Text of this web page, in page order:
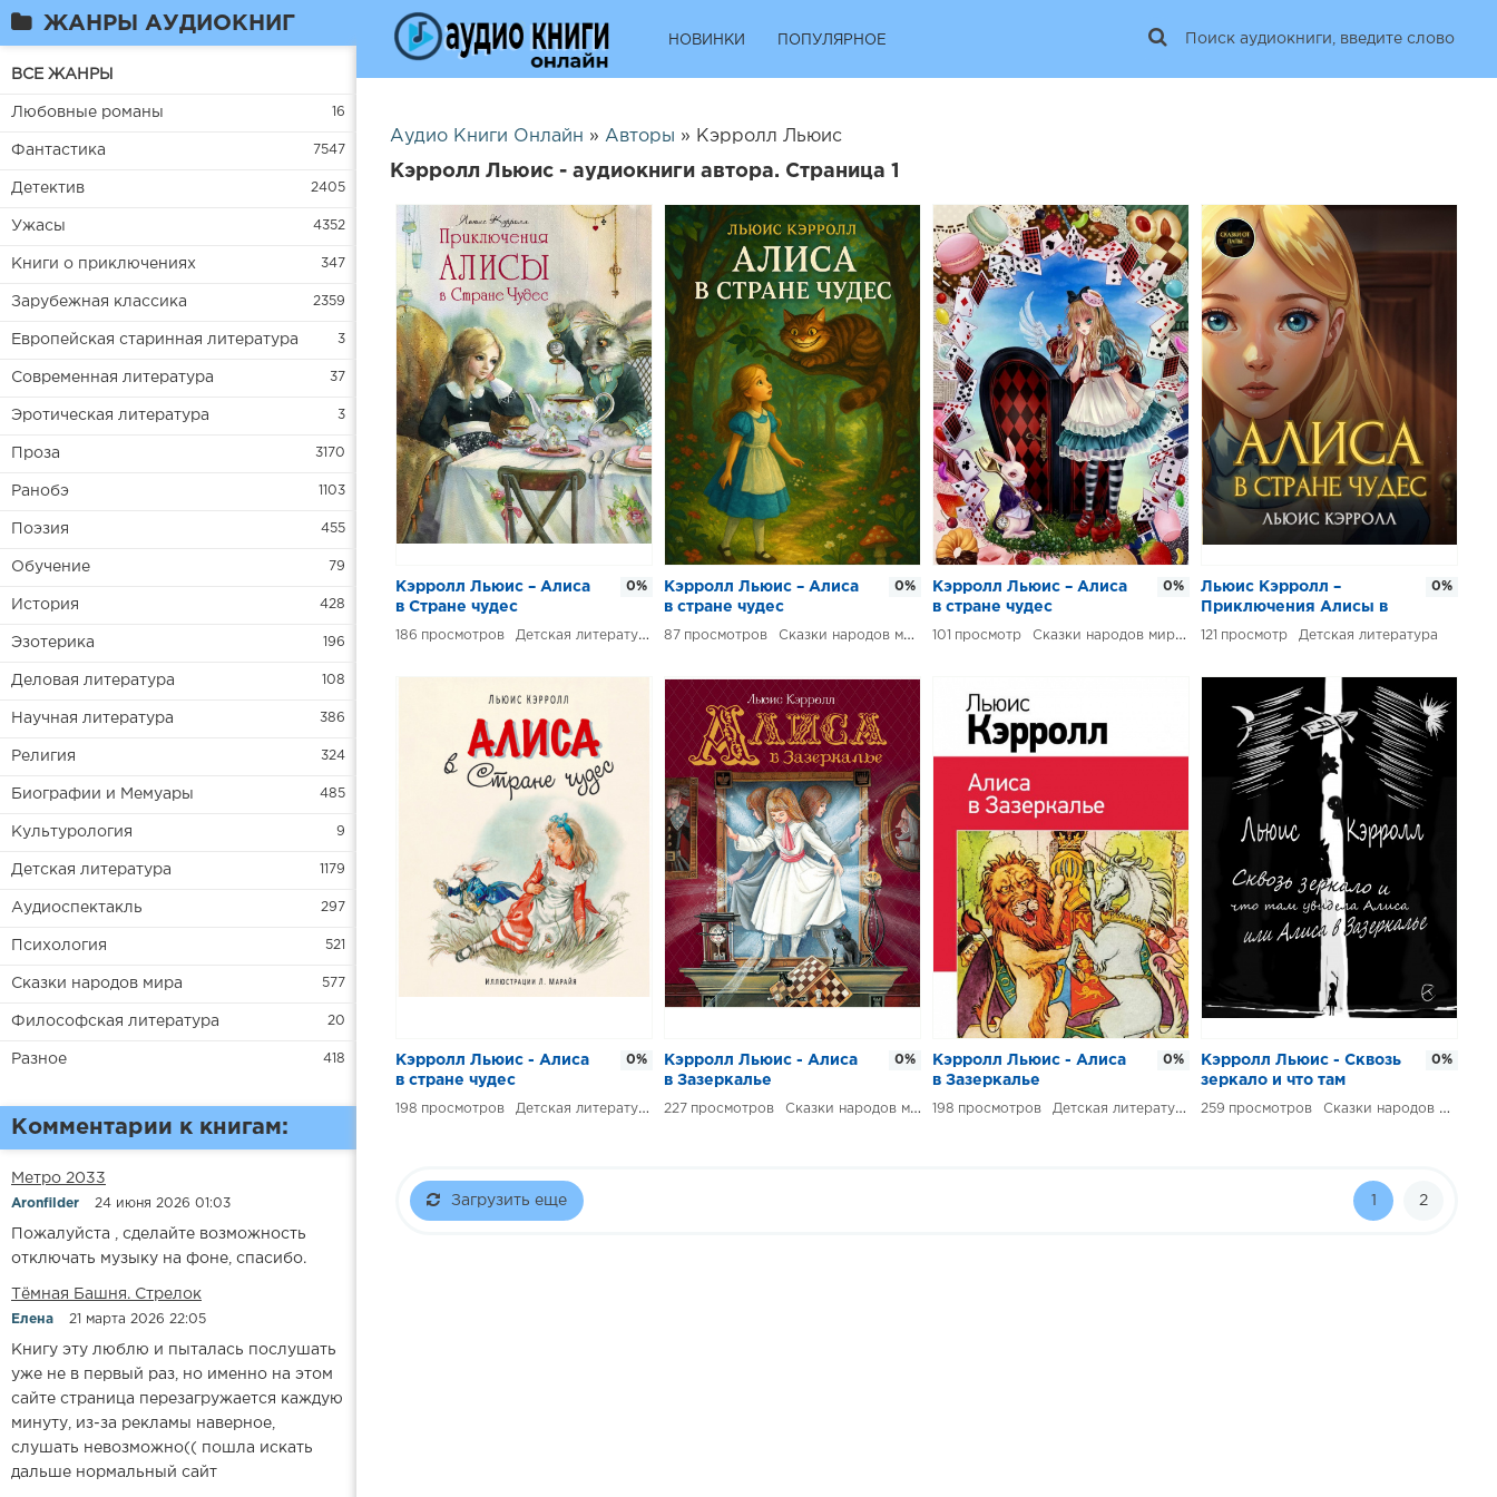
ЖАНРЫ АУДИОКНИГ
ВСЕ ЖАНРЫ
Любовные романы 16
Фантастика 7547
Детектив 2405
Ужасы 4352
Книги о приключениях 347
Зарубежная классика 2359
Европейская старинная литература 3
Современная литература 37
Эротическая литература 3
Проза 3170
Ранобэ 1103
Поэзия 455
Обучение 79
История 428
Эзотерика 196
Деловая литература 108
Научная литература 386
Религия 324
Биографии и Мемуары 485
Культурология 9
Детская литература 1179
Аудиоспектакль 297
Психология 521
Сказки народов мира 577
Философская литература 20
Разное 418
Комментарии к книгам:
Метро 2033
Aronfilder 24 июня 2026 01:03
Пожалуйста , сделайте возможность
отключать музыку на фоне, спасибо.
​​Тёмная Башня. Стрелок
Елена 21 марта 2026 22:05
Книгу эту люблю и пыталась послушать
уже не в первый раз, но именно на этом
сайте страница перезагружается каждую
минуту, из-за рекламы наверное,
слушать невозможно(( пошла искать
дальше нормальный сайт
НОВИНКИ ПОПУЛЯРНОЕ
Аудио Книги Онлайн » Авторы » Кэрролл Льюис
Кэрролл Льюис - аудиокниги автора. Страница 1
Кэрролл Льюис – Алиса
в Стране чудес
186 Детская литература
0%
Кэрролл Льюис – Алиса
в стране чудес
87 Сказки народов мира
0%
Кэрролл Льюис – Алиса
в стране чудес
101 Сказки народов мира
0%
Льюис Кэрролл –
Приключения Алисы в
стране чудес
121 Детская литература
0%
Кэрролл Льюис - Алиса
в стране чудес
198 Детская литература
0%
Кэрролл Льюис - Алиса
в Зазеркалье
227 Сказки народов мира
0%
Кэрролл Льюис - Алиса
в Зазеркалье
198 Детская литература
0%
Кэрролл Льюис - Сквозь
зеркало и что там
увидела Алиса, или
259 Сказки народов мира
0%
Загрузить еще 1 2